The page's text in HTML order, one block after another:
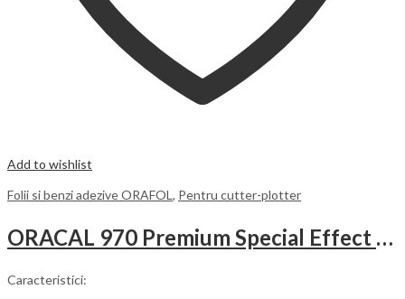
Add to wishlist
Folii si benzi adezive ORAFOL , Pentru cutter-plotter
ORACAL 970 Premium Special Effect Cast
Caracteristici: